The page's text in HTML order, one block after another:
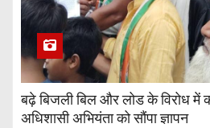
बढ़े बिजली बिल और लोड के विरोध में
अधिशासी अभियंता को सौंपा ज्ञापन